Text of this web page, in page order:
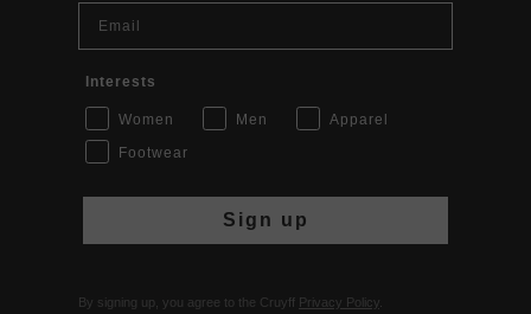
Interests
Women Men
Apparel
Footwear
Sign up
By signing up, you agree to the Cruyff Privacy Policy